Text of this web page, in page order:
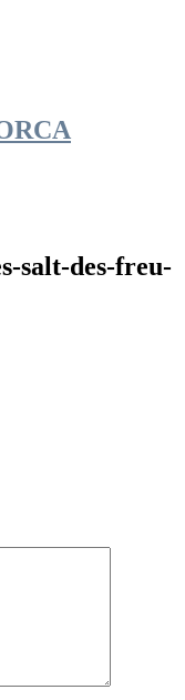
salt-des-freu-